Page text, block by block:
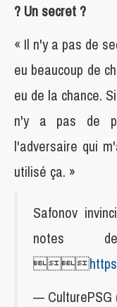
? Un secret ?
« Il n'y a pas de
eu beaucoup de
eu de la chance.
n'y a pas de
l'adversaire qui
utilisé ça. »
Safonov
notes

— CulturePSG